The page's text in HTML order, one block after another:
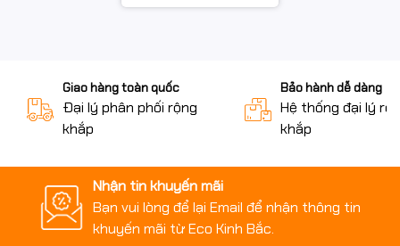
Giao hàng toàn quốc
Đại lý phân phối rộng
khắp
Bảo hành dễ dàng
Hệ thống đại lý
khắp
Nhận tin khuyến mãi
Bạn vui lòng để lại Email để nhận thông tin
khuyến mãi từ Eco Kinh Bắc.